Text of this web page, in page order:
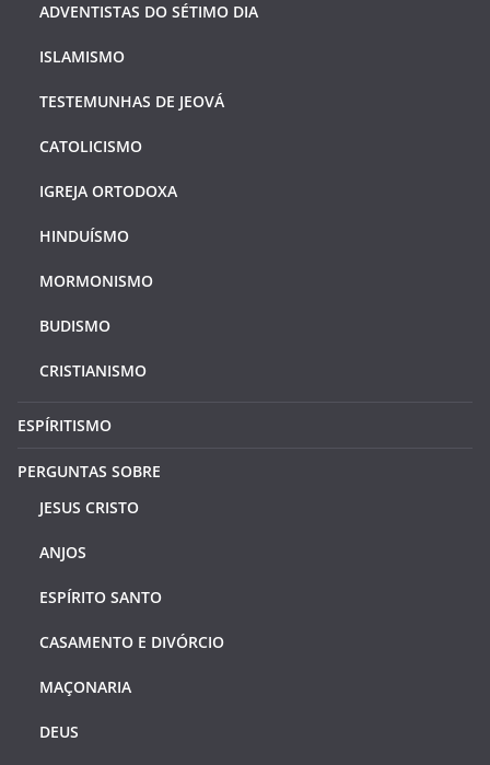
ADVENTISTAS DO SÉTIMO DIA
ISLAMISMO
TESTEMUNHAS DE JEOVÁ
CATOLICISMO
IGREJA ORTODOXA
HINDUÍSMO
MORMONISMO
BUDISMO
CRISTIANISMO
ESPÍRITISMO
PERGUNTAS SOBRE
JESUS CRISTO
ANJOS
ESPÍRITO SANTO
CASAMENTO E DIVÓRCIO
MAÇONARIA
DEUS